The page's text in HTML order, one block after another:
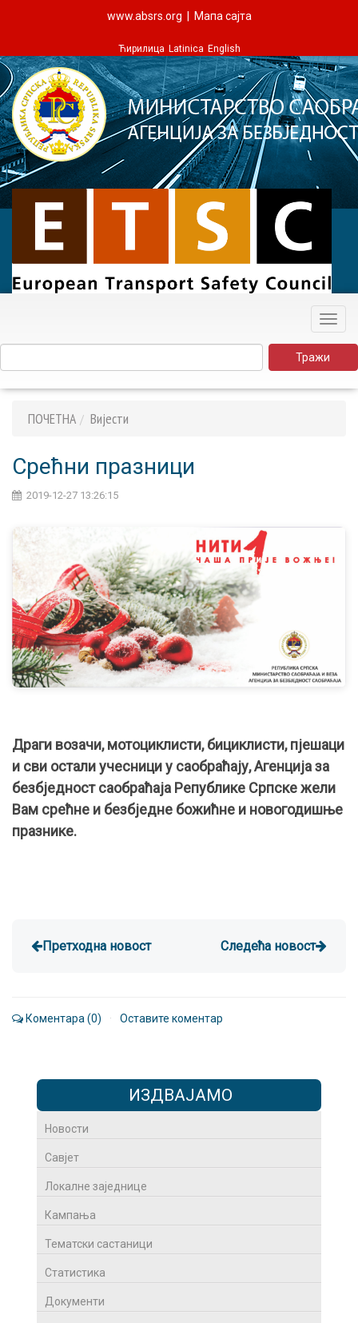
www.absrs.org Мапа сајта
Ћирилица Latinica English
ПОЧЕТНА Вијести
Срећни празници
2019-12-27 13:26:15
Драги возачи, мотоциклисти, бициклисти, пјешаци
и сви остали учесници у саобраћају, Агенција за
безбједност саобраћаја Републике Српске жели
Вам срећне и безбједне божићне и новогодишње
празнике.
Претходна новост Следећа новост
Коментара (0) · Оставите коментар
ИЗДВАЈАМО
Новости
Савјет
Локалне заједнице
Кампања
Тематски састаници
Статистика
Документи